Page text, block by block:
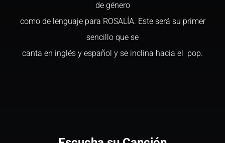
de género
como de lenguaje para ROSALÍA. Este será su primer
sencillo que se
canta en inglés y español y se inclina hacia el pop.